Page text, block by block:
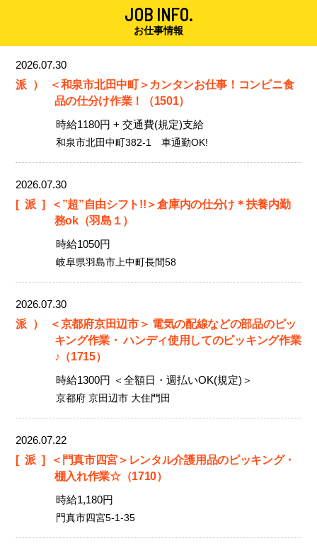
JOB INFO.
お仕事情報
2026.07.30
派）
＜和泉市北田中町＞カンタンお仕事！コンビニ食
品の仕分け作業！（1501）
時給1180円 + 交通費(規定)支給
和泉市北田中町382-1 車通勤OK!
2026.07.30
[派]
＜”超”自由シフト!!＞倉庫内の仕分け＊扶養内勤
務ok（羽島１）
時給1050円
岐阜県羽島市上中町長間58
2026.07.30
派）
＜京都府京田辺市＞ 電気の配線などの部品のピッ
キング作業・ ハンディ使用してのピッキング作業
♪（1715）
時給1300円 ＜全額日・週払いOK(規定)＞
京都府 京田辺市 大住門田
2026.07.22
[派]
＜門真市四宮＞レンタル介護用品のピッキング・
棚入れ作業☆（1710）
時給1,180円
門真市四宮5-1-35